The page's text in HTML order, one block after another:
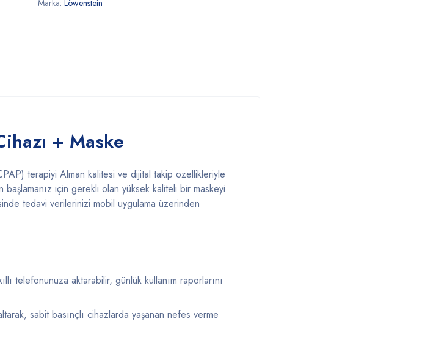
Marka: Löwenstein
+ Maske
terapiyi Alman kalitesi ve dijital takip özellikleriyle
için gerekli olan yüksek kaliteli bir maskeyi
tedavi verilerinizi mobil uygulama üzerinden
telefonunuza aktarabilir, günlük kullanım raporlarını
sabit basınçlı cihazlarda yaşanan nefes verme